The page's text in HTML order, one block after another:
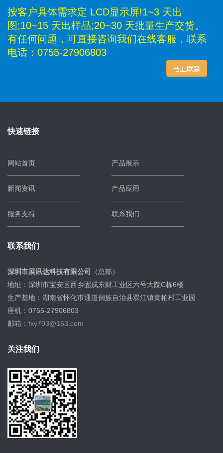
按客户具体需求定 LCD显示屏!1~3 天出
图;10~15 天出样品;20~30 天批量生产交货。
有任何问题，可直接咨询我们在线客服，联系
电话：0755-27906803
快速链接
网站首页 产品展示
新闻资讯 产品应用
服务支持 联系我们
联系我们
深圳市展讯达科技有限公司
（总部）
地址：深圳市宝安区西乡固戍东财工业区六号大院C栋6楼
生产基地：湖南省怀化市通道侗族自治县双江镇黄柏村工业园
座机：0755-27906803
邮箱： fxy703@163.com
关注我们